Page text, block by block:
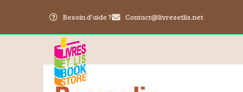
Besoin d'aide ? Contact@livresetlis.net